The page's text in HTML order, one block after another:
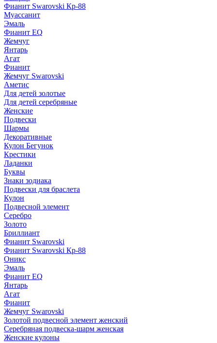
Фианит Swarovski Кр-88
Муассанит
Эмаль
Фианит EQ
Жемчуг
Янтарь
Агат
Фианит
Жемчуг Swarovski
Аметис
Для детей золотые
Для детей серебряные
Женские
Подвески
Шармы
Декоративные
Кулон Бегунок
Крестики
Ладанки
Буквы
Знаки зодиака
Подвески для браслета
Кулон
Подвесной элемент
Серебро
Золото
Бриллиант
Фианит Swarovski
Фианит Swarovski Кр-88
Оникс
Эмаль
Фианит EQ
Янтарь
Агат
Фианит
Жемчуг Swarovski
Золотой подвесной элемент женcкий
Серебряная подвеска-шарм женская
Женские кулоны